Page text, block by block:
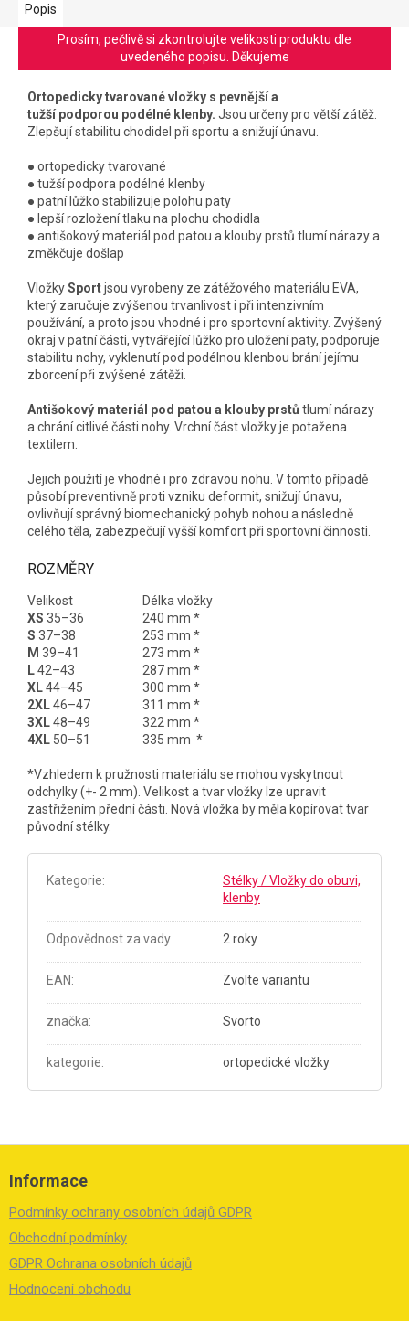
Popis
Prosím, pečlivě si zkontrolujte velikosti produktu dle
uvedeného popisu. Děkujeme
Ortopedicky tvarované vložky s pevnější a
tužší podporou podélné klenby. Jsou určeny pro větší zátěž.
Zlepšují stabilitu chodidel při sportu a snižují únavu.
● ortopedicky tvarované
● tužší podpora podélné klenby
● patní lůžko stabilizuje polohu paty
● lepší rozložení tlaku na plochu chodidla
● antišokový materiál pod patou a klouby prstů tlumí nárazy a
změkčuje došlap
VložkySportjsou vyrobeny ze zátěžového materiálu EVA,
který zaručuje zvýšenou trvanlivost i při intenzivním
používání, a proto jsou vhodné i pro sportovní aktivity. Zvýšený
okraj v patní části, vytvářející lůžko pro uložení paty, podporuje
stabilitu nohy, vyklenutí pod podélnou klenbou brání jejímu
zborcení při zvýšené zátěži.
Antišokový materiál pod patou a klouby prstů tlumí nárazy
a chrání citlivé části nohy. Vrchní část vložky je potažena
textilem.
Jejich použití je vhodné i pro zdravou nohu. V tomto případě
působí preventivně proti vzniku deformit, snižují únavu,
ovlivňují správný biomechanický pohyb nohou a následně
celého těla, zabezpečují vyšší komfort při sportovní činnosti.
ROZMĚRY
Velikost
Délka vložky
XS 35–36
240 mm *
S 37–38
253 mm *
M 39–41
273 mm *
L42–43
287 mm *
XL44–45
300 mm *
2XL46–47
311 mm *
3XL48–49
322 mm *
4XL 50–51 335 mm *
*Vzhledem k pružnosti materiálu se mohou vyskytnout
odchylky (+- 2 mm). Velikost a tvar vložky lze upravit
zastřižením přední části. Nová vložka by měla kopírovat tvar
původní stélky.
Kategorie:
Stélky / Vložky do obuvi,
klenby
Odpovědnost za vady 2 roky
EAN: Zvolte variantu
značka: Svorto
kategorie: ortopedické vložky
Informace
Podmínky ochrany osobních údajů GDPR
Obchodní podmínky
GDPR Ochrana osobních údajů
Hodnocení obchodu